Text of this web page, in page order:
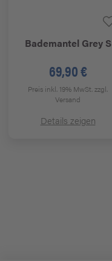
Bademantel Grey S
69,90 €
Preis inkl. 19% MwSt.zzgl.
Versand
Details zeigen